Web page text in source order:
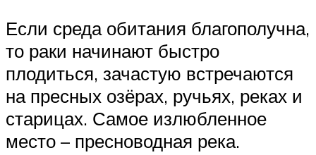
Если среда обитания благополучна,
то раки начинают быстро
плодиться, зачастую встречаются
на пресных озёрах, ручьях, реках и
старицах. Самое излюбленное
место – пресноводная река.